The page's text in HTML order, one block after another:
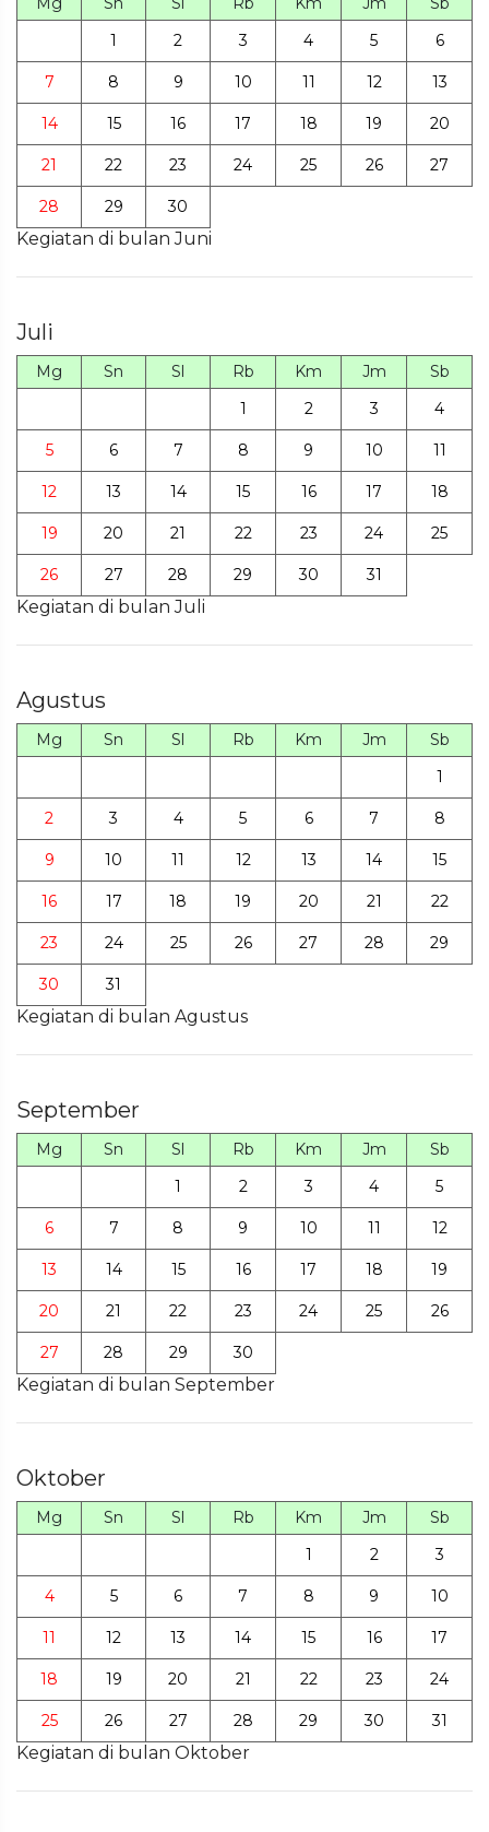
1
2 3 4 5 6
7 8 9 10 11 12 13
14 15 16 17 18 19 20
21 22 23 24 25 26 27
28 29 30
Kegiatan di bulan Juni
Juli
Mg Sn Sl Rb Km Jm
Sb
1
2 3 4
5 6 7 8 9 10 11
12 13 14 15 16 17 18
19 20 21 22 23 24 25
26 27 28 29 30 31
Kegiatan di bulan Juli
Agustus
Mg Sn Sl Rb Km Jm
Sb
1
2 3 4 5 6 7 8
9 10 11 12 13 14 15
16 17 18 19 20 21 22
23 24 25 26 27 28 29
30 31
Kegiatan di bulan Agustus
September
Mg Sn Sl Rb Km Jm
Sb
1
2 3 4 5
6 7 8 9 10 11 12
13 14 15 16 17 18 19
20 21 22 23 24 25 26
27 28 29 30
Kegiatan di bulan September
Oktober
Mg Sn Sl Rb Km Jm
Sb
1
2 3
4 5 6 7 8 9 10
11 12 13 14 15 16 17
18 19 20 21 22 23 24
25 26 27 28 29 30 31
Kegiatan di bulan Oktober